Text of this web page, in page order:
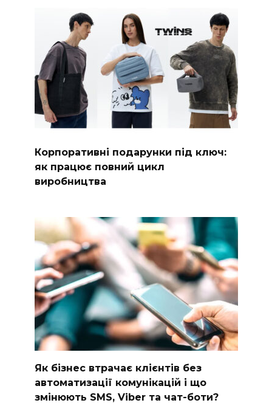
Корпоративні подарунки під ключ:
як працює повний цикл
виробництва
Як бізнес втрачає клієнтів без
автоматизації комунікацій і що
змінюють SMS, Viber та чат-боти?